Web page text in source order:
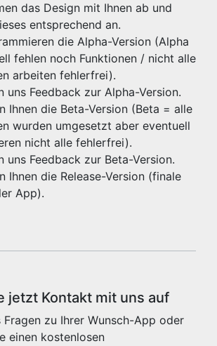
das Design mit Ihnen ab und
entsprechend an.
die Alpha-Version (Alpha
fehlen noch Funktionen / nicht alle
arbeiten fehlerfrei).
uns Feedback zur Alpha-Version.
Ihnen die Beta-Version (Beta = alle
wurden umgesetzt aber eventuell
nicht alle fehlerfrei).
uns Feedback zur Beta-Version.
Ihnen die Release-Version (finale
App).
jetzt Kontakt mit uns auf
Fragen zu Ihrer Wunsch-App oder
einen kostenlosen